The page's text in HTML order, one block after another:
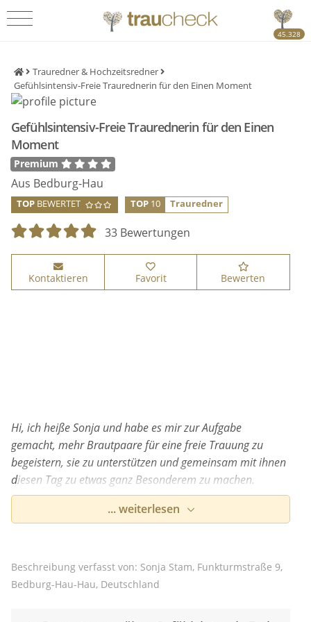
45.328
Trauredner & Hochzeitsredner
Gefühlsintensiv-Freie Traurednerin für den Einen Moment
Gefühlsintensiv-Freie Traurednerin für den Einen
Moment
Premium
Aus Bedburg-Hau
TOP BEWERTET TOP 10 Trauredner
33 Bewertungen
Kontaktieren Favorit Bewerten
dass eine Verbindung zu YouTube
hergestellt wird.
in derDatenschutzerklärungdes Anbieters.
Opt-Out
Hi, ich heiße Sonja und habe es mir zur Aufgabe
gemacht, mehr Brautpaare für eine freie Trauung zu
begeistern, sie zu unterstützen und gemeinsam mit ihnen
diesen Tag zu etwas ganz Besonderem zu machen.
kann. Lasst uns Eure Geschichte erzählen und bei
Euch und auch bei Euren Gästen nie da gewesene Gefühle
... weiterlesen
Beschreibung verfasst von: Sonja Stam, Funkturmstraße 9,
Bedburg-Hau-Hau, Deutschland